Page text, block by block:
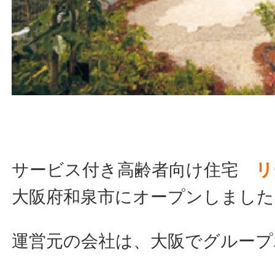
サービス付き高齢者向け住宅
大阪府和泉市にオープンしまし
運営元の会社は、大阪でグルー